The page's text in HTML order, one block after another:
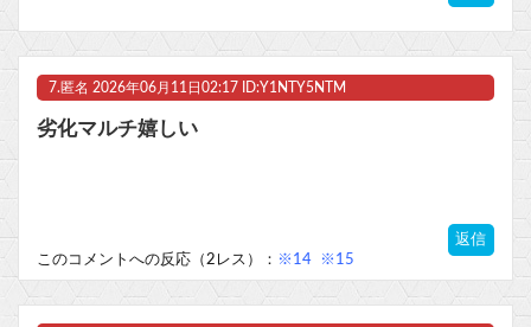
7. 匿名 2026年06月11日02:17 ID:Y1NTY5NTM
劣化マルチ嬉しい
返信
このコメントへの反応（2レス）： ※14 ※15